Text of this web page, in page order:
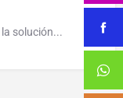
solución...